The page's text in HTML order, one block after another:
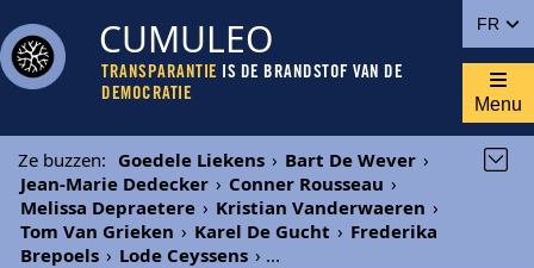
FR
CUMULEO
TRANSPARANTIE IS DE BRANDSTOF VAN DE
DEMOCRATIE
Menu
Ze buzzen: Goedele Liekens › Bart De Wever ›
Jean-Marie Dedecker › Conner Rousseau ›
Melissa Depraetere › Kristian Vanderwaeren ›
Tom Van Grieken › Karel De Gucht › Frederika
Brepoels › Lode Ceyssens › ...